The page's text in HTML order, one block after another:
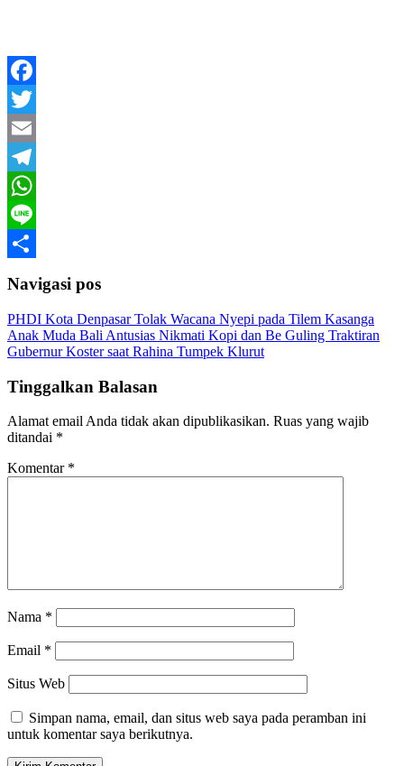
Facebook
Twitter
Email
Telegram
WhatsApp
Line
Navigasi pos
PHDI Kota Denpasar Tolak Wacana Nyepi pada Tilem Kasanga
Anak Muda Bali Antusias Nikmati Kopi dan Be Guling Traktiran
Gubernur Koster saat Rahina Tumpek Klurut
Tinggalkan Balasan
Alamat email Anda tidak akan dipublikasikan. Ruas yang wajib
ditandai *
Komentar *
Nama *
Email *
Situs Web
Simpan nama, email, dan situs web saya pada peramban ini
untuk komentar saya berikutnya.